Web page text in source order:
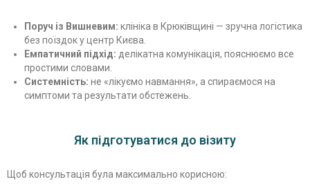
Поруч із Вишневим: клініка в Крюківщині — зручна логістика
без поїздок у центр Києва.
Емпатичний підхід: делікатна комунікація, пояснюємо все
простими словами.
Системність: не «лікуємо навмання», а спираємося на
симптоми та результати обстежень.
Як підготуватися до візиту
Щоб консультація була максимально корисною: